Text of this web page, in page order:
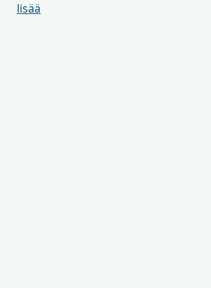
lisää